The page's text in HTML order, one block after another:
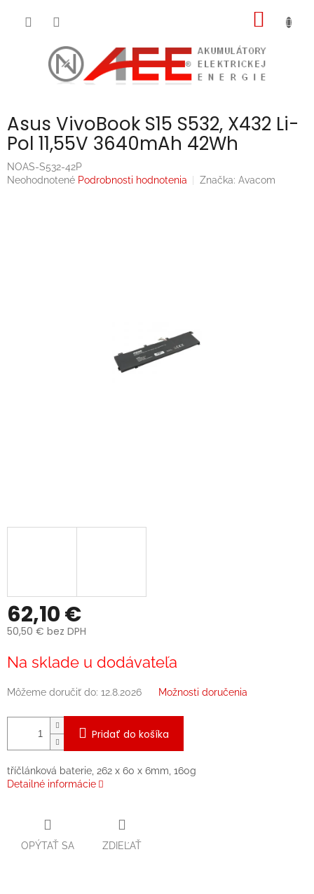
Asus VivoBook S15 S532, X432 Li-
Pol 11,55V 3640mAh 42Wh
NOAS-S532-42P
Priemerné
Neohodnotené Podrobnosti hodnotenia Značka: Avacom
62,10 €
50,50 € bez DPH
cena:
Na sklade u dodávateľa
Môžeme doručiť do: 12.8.2026 Možnosti doručenia
Pridať do košíka
tříčlánková baterie, 262 x 60 x 6mm, 160g
Detailné informácie
OPÝTAŤ SA ZDIEĽAŤ